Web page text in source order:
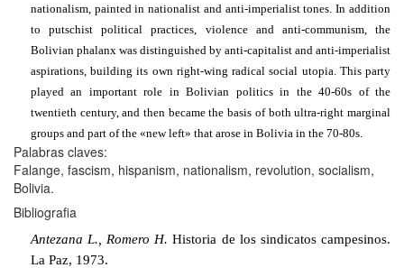
nationalism, painted in nationalist and anti-imperialist tones. In addition
to putschist political practices, violence and anti-communism, the
Bolivian phalanx was distinguished by anti-capitalist and anti-imperialist
aspirations, building its own right-wing radical social utopia. This party
played an important role in Bolivian politics in the 40-60s of the
twentieth century, and then became the basis of both ultra-right marginal
groups and part of the «new left» that arose in Bolivia in the 70-80s.
Palabras claves:
Falange, fascism, hispanism, nationalism, revolution, socialism,
Bolivia.
Bibliografia
Antezana L., Romero H.Historia de los sindicatos campesinos.
La Paz, 1973.